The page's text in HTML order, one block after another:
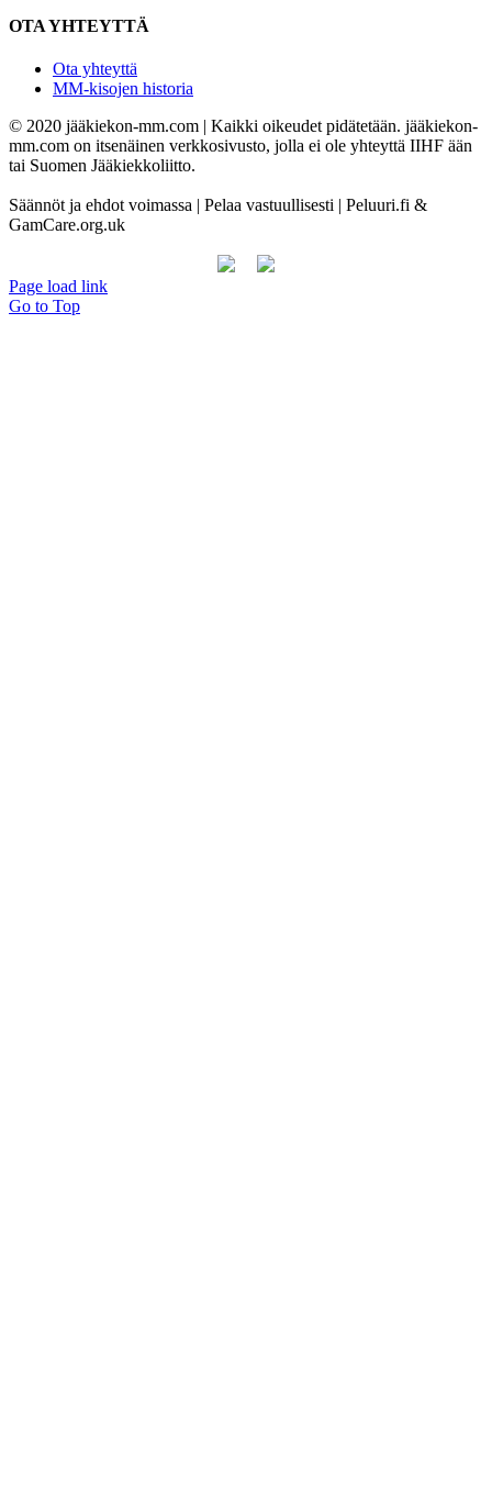
OTA YHTEYTTÄ
Ota yhteyttä
MM-kisojen historia
© 2020 jääkiekon-mm.com | Kaikki oikeudet pidätetään. jääkiekon-
mm.com on itsenäinen verkkosivusto, jolla ei ole yhteyttä IIHF ään
tai Suomen Jääkiekkoliitto.
Säännöt ja ehdot voimassa | Pelaa vastuullisesti | Peluuri.fi &
GamCare.org.uk
Page load link
Go to Top